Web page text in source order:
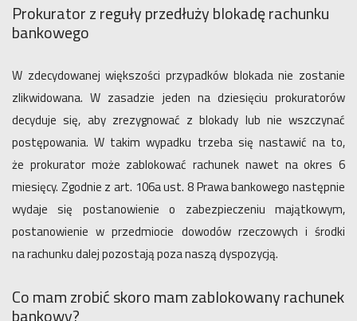
Prokurator z reguły przedłuży blokadę rachunku
bankowego
W zdecydowanej większości przypadków blokada nie zostanie
zlikwidowana. W zasadzie jeden na dziesięciu prokuratorów
decyduje się, aby zrezygnować z blokady lub nie wszczynać
postępowania. W takim wypadku trzeba się nastawić na to,
że prokurator może zablokować rachunek nawet na okres 6
miesięcy. Zgodnie z art. 106a ust. 8 Prawa bankowego następnie
wydaje się postanowienie o zabezpieczeniu majątkowym,
postanowienie w przedmiocie dowodów rzeczowych i środki
na rachunku dalej pozostają poza naszą dyspozycją.
Co mam zrobić skoro mam zablokowany rachunek
bankowy?